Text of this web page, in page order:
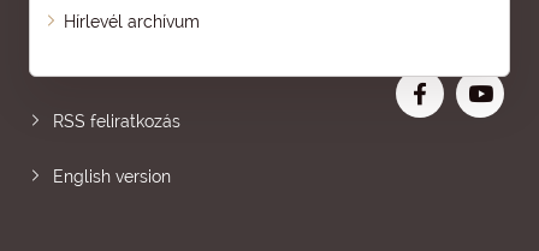
Hírlevél archívum
Oldaltérkép
RSS feliratkozás
English version